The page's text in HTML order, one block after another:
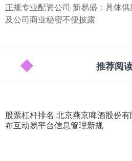
正规专业配资公司 新易盛：具体
及公司商业秘密不便披露
推荐阅
股票杠杆排名 北京燕京啤酒股份
布互动易平台信息管理新规